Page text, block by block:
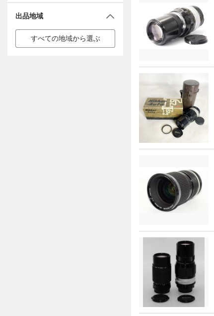
出品地域
すべての地域から選ぶ